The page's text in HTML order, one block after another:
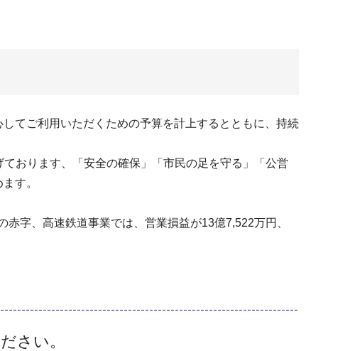
てご利用いただくための予算を計上するとともに、持続
おります、「安全の確保」「市民の足を守る」「公営
す。
字、高速鉄道事業では、営業損益が13億7,522万円、
さい。